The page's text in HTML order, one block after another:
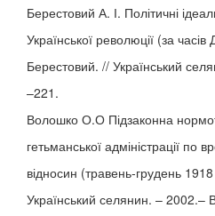
Берестовий А. І. Політичні
Української революції (за часів
Берестовий. // Український
–221.
Волошко О.О Підзаконна
гетьманської адміністрації по
відносин (травень-грудень
Український селянин. –